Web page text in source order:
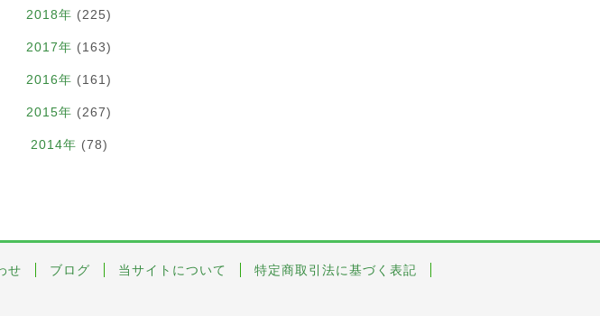
2018年 (225)
2017年 (163)
2016年 (161)
2015年 (267)
2014年 (78)
せ ブログ 当サイトについて 特定商取引法に基づく表記